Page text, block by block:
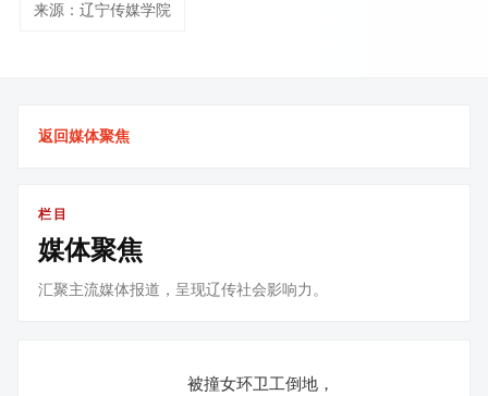
来源：辽宁传媒学院
返回媒体聚焦
栏目
媒体聚焦
汇聚主流媒体报道，呈现辽传社会影响力。
被撞女环卫工倒地，